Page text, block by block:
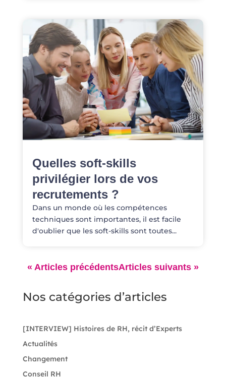
Quelles soft-skills
privilégier lors de vos
recrutements ?
Dans un monde où les compétences
techniques sont importantes, il est facile
d'oublier que les soft-skills sont toutes...
Nos catégories d’articles
[INTERVIEW] Histoires de RH, récit d’Experts
Actualités
Changement
Conseil RH